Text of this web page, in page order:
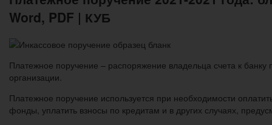
Word, PDF | КУБ
Платежное поручение – распоряжение владельца счета к
организации.
Платежное поручение используется при необходимости
фонды, уплатить взносы по кредитам и в других случаях,